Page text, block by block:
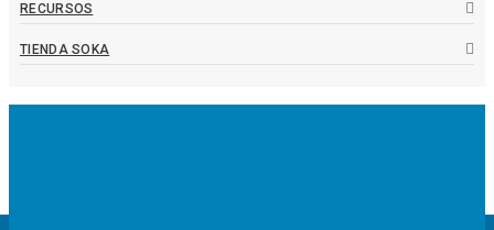
RECURSOS
TIENDA SOKA